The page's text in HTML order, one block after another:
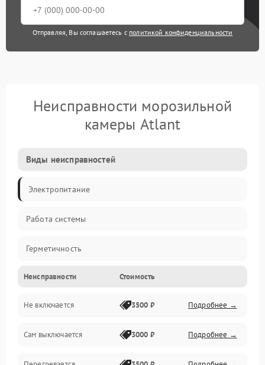
Отправляя, Вы соглашаетесь с политикой конфиденциальности
Неисправности морозильной
камеры Atlant
Виды неисправностей
Электропитание
Работа системы
Герметичность
Механика
Неисправности Стоимость
Не включается 3500 ₽ Подробнее →
Сам выключается 3000 ₽ Подробнее →